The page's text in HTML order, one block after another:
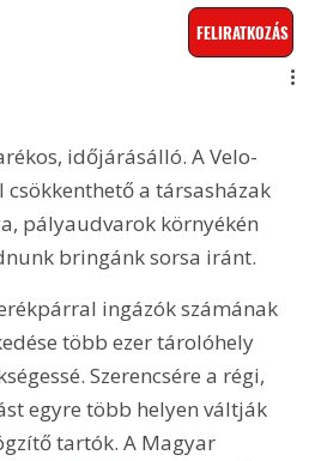
FELIRATKOZÁS
időjárásálló. A Velo-
a társasházak
pályaudvarok környékén
bringánk sorsa iránt.
ingázók számának
több ezer tárolóhely
Szerencsére a régi,
egyre több helyen váltják
tartók. A Magyar